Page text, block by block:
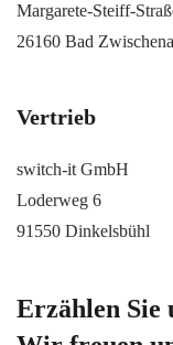
Margarete-Steiff-
26160 Bad
Vertrieb
switch-it GmbH
Loderweg 6
91550 Dinkelsbühl
Erzählen Sie